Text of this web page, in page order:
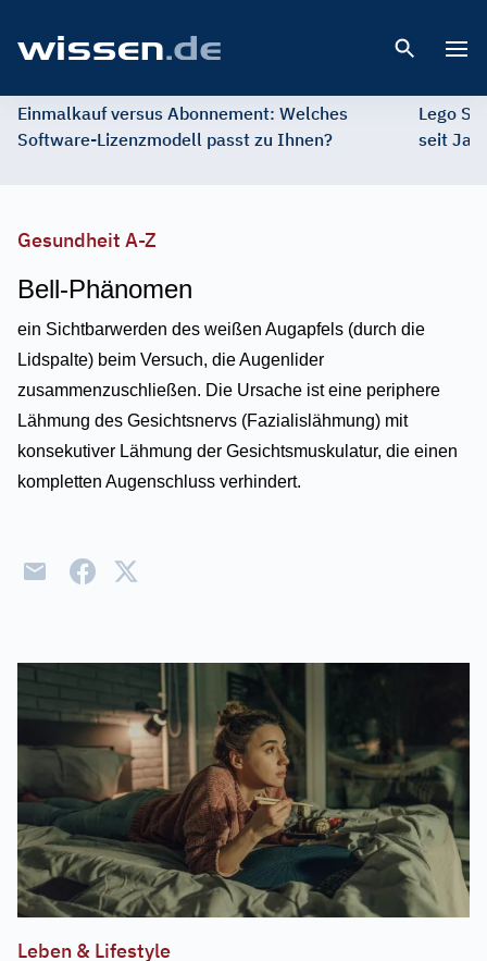
Einmalkauf versus Abonnement: Welches
Software-Lizenzmodell passt zu Ihnen?
Lego
seit
Gesundheit A-Z
Bell-Phänomen
ein Sichtbarwerden des weißen Augapfels (durch die
Lidspalte) beim Versuch, die Augenlider
zusammenzuschließen. Die Ursache ist eine periphere
Lähmung des Gesichtsnervs (Fazialislähmung) mit
konsekutiver Lähmung der Gesichtsmuskulatur, die einen
kompletten Augenschluss verhindert.
Leben & Lifestyle